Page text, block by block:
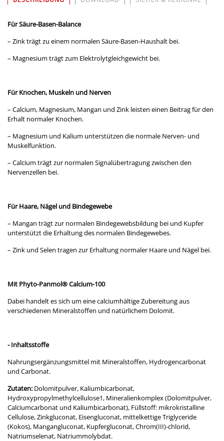
Für Säure-Basen-Balance
– Zink trägt zu einem normalen Säure-Basen-Haushalt bei.
– Magnesium trägt zum Elektrolytgleichgewicht bei.
Für Knochen, Muskeln und Nerven
– Calcium, Magnesium, Mangan und Zink leisten einen Beitrag für den
Erhalt normaler Knochen.
– Magnesium und Kalium unterstützen die normale Nerven- und
Muskelfunktion.
– Calcium trägt zur normalen Signalübertragung zwischen den
Nervenzellen bei.
Für Haare, Nägel und Bindegewebe
– Mangan trägt zur normalen Bindegewebsbildung bei und Kupfer
unterstützt die Erhaltung des normalen Bindegewebes.
– Zink und Selen tragen zur Erhaltung normaler Haare und Nägel bei.
Mit Phyto-Panmol® Calcium-100
Dabei handelt es sich um eine calciumhältige Zubereitung aus
verschiedenen Mineralstoffen und natürlichem Dolomit.
- Inhaltsstoffe
Nahrungsergänzungsmittel mit Mineralstoffen, Hydrogencarbonat
und Carbonat.
Zutaten: Dolomitpulver, Kaliumbicarbonat,
Hydroxypropylmethylcellulose1, Mineralienkomplex (Dolomitpulver,
Calciumcarbonat und Kaliumbicarbonat), Füllstoff: mikrokristalline
Cellulose, Zinkgluconat, Eisengluconat, mittelkettige Triglyceride
(Kokos), Mangangluconat, Kupfergluconat, Chrom(III)-chlorid,
Natriumselenat, Natriummolybdat.